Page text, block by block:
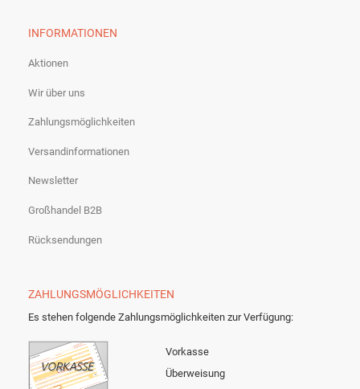
INFORMATIONEN
Aktionen
Wir über uns
Zahlungsmöglichkeiten
Versandinformationen
Newsletter
Großhandel B2B
Rücksendungen
ZAHLUNGSMÖGLICHKEITEN
Es stehen folgende Zahlungsmöglichkeiten zur Verfügung:
Vorkasse
Überweisung